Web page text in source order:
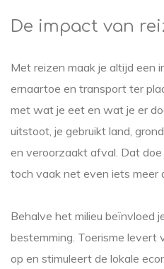
De impact van
Met reizen maak je altijd een
ernaartoe en transport ter
met wat je eet en wat je er
uitstoot, je gebruikt land,
en veroorzaakt afval. Dat doe
toch vaak net even iets meer
Behalve het milieu beïnvloed
bestemming. Toerisme levert
op en stimuleert de lokale